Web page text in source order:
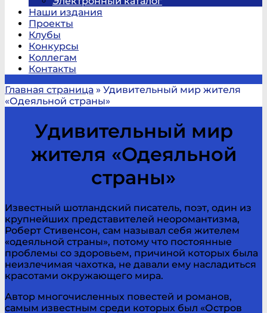
Наши издания
Проекты
Клубы
Конкурсы
Коллегам
Контакты
Главная страница » Удивительный мир жителя
«Одеяльной страны»
Удивительный мир
жителя «Одеяльной
страны»
Известный шотландский писатель, поэт, один из
крупнейших представителей неоромантизма,
Роберт Стивенсон, сам называл себя жителем
«одеяльной страны», потому что постоянные
проблемы со здоровьем, причиной которых была
неизлечимая чахотка, не давали ему насладиться
красотами окружающего мира.
Автор многочисленных повестей и романов,
самым известным среди которых был «Остров